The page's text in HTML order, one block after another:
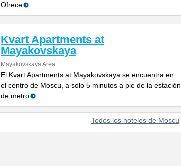
Ofrece
Kvart Apartments at
Mayakovskaya
Mayakovskaya Area
El Kvart Apartments at Mayakovskaya se encuentra en
el centro de Moscú, a solo 5 minutos a pie de la estación
de metro
Todos los hoteles de Moscu